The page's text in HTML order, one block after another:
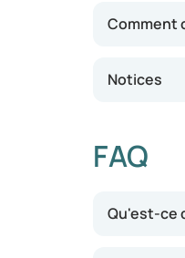
Comment
Notices
FAQ
Qu'est-ce